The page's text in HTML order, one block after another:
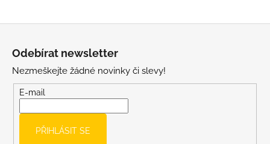
Odebírat newsletter
Nezmeškejte žádné novinky či slevy!
E-mail
PŘIHLÁSIT SE